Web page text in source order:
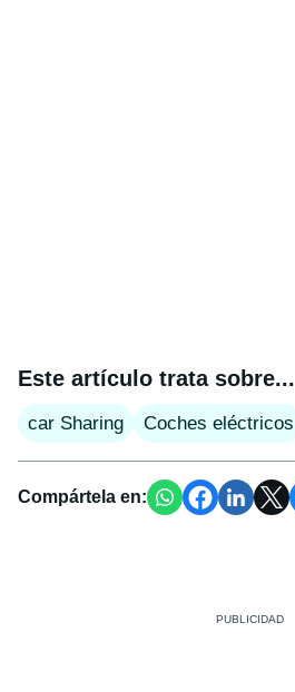
Este artículo trata sobre...
car Sharing Coches eléctricos
Compártela en: